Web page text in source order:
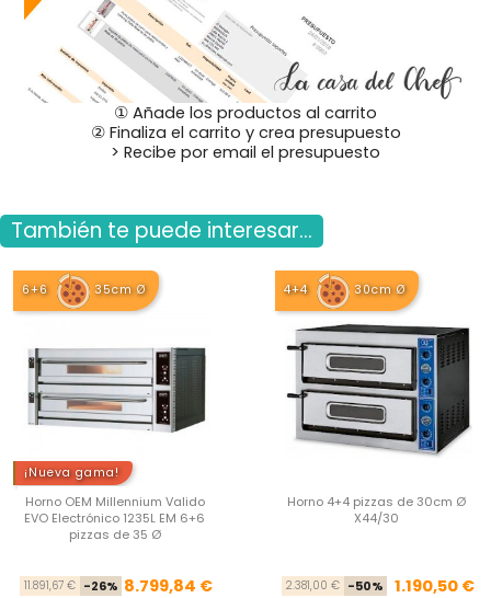
① Añade los productos al carrito
② Finaliza el carrito y crea presupuesto
> Recibe por email el presupuesto
También te puede interesar...
6+6 35cm Ø
¡Nueva gama!
Horno OEM Millennium Valido
EVO Electrónico 1235L EM 6+6
pizzas de 35 Ø
Precio base
11.891,67 € -26% Precio
8.799,84 €
4+4 30cm Ø
Horno 4+4 pizzas de 30cm Ø
X44/30
2.381,00 € -50% 1.190,50 €